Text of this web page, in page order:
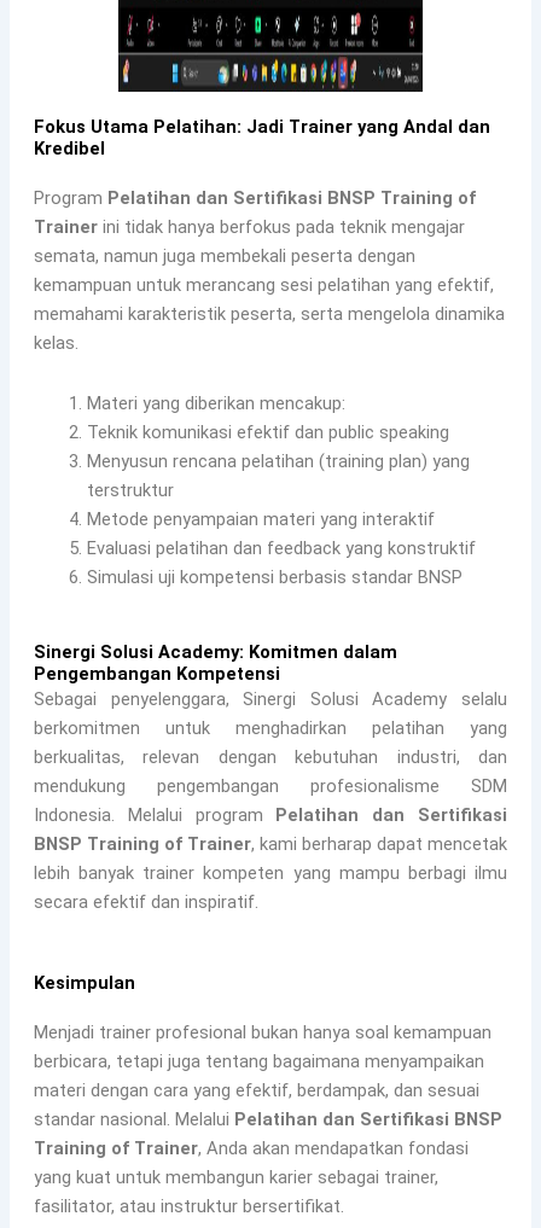
Fokus Utama Pelatihan: Jadi Trainer yang Andal dan
Kredibel
Program Pelatihan dan Sertifikasi BNSP Training of
Trainerini tidak hanya berfokus pada teknik mengajar
semata, namun juga membekali peserta dengan
kemampuan untuk merancang sesi pelatihan yang efektif,
memahami karakteristik peserta, serta mengelola dinamika
kelas.
Materi yang diberikan mencakup:
Teknik komunikasi efektif dan public speaking
Menyusun rencana pelatihan (training plan) yang
terstruktur
Metode penyampaian materi yang interaktif
Evaluasi pelatihan dan feedback yang konstruktif
Simulasi uji kompetensi berbasis standar BNSP
Sinergi Solusi Academy: Komitmen dalam
Pengembangan Kompetensi
Sebagai penyelenggara, Sinergi Solusi Academy selalu
berkomitmen untuk menghadirkan pelatihan yang
berkualitas, relevan dengan kebutuhan industri, dan
mendukung pengembangan profesionalisme SDM
Indonesia. Melalui program
Pelatihan dan Sertifikasi
BNSP Training of Trainer, kami berharap dapat mencetak
lebih banyak trainer kompeten yang mampu berbagi ilmu
secara efektif dan inspiratif.
Kesimpulan
Menjadi trainer profesional bukan hanya soal kemampuan
berbicara, tetapi juga tentang bagaimana menyampaikan
materi dengan cara yang efektif, berdampak, dan sesuai
standar nasional. Melalui Pelatihan dan Sertifikasi BNSP
Training of Trainer, Anda akan mendapatkan fondasi
yang kuat untuk membangun karier sebagai trainer,
fasilitator, atau instruktur bersertifikat.